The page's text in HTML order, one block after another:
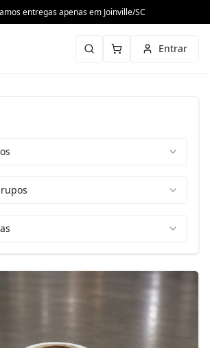
entregas apenas em Joinville/SC
Entrar